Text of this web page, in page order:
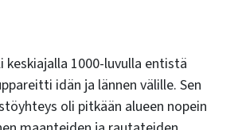
keskiajalla 1000-luvulla entistä
idän ja lännen välille. Sen
oli pitkään alueen nopein